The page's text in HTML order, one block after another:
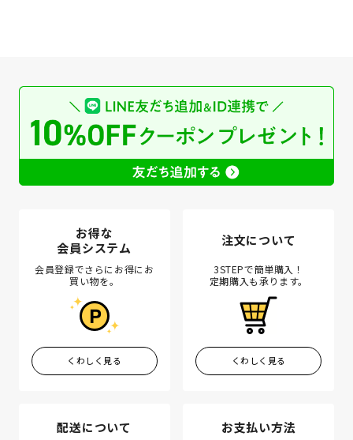
お得な
会員システム
会員登録でさらにお得にお
買い物を。
くわしく見る
注文について
3STEPで簡単購入！
定期購入も承ります。
くわしく見る
配送について お支払い方法